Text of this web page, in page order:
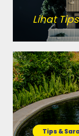
Lihat
Tips &